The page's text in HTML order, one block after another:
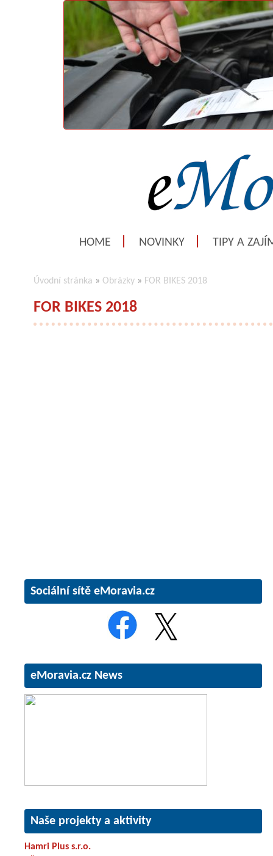
HOME NOVINKY TIPY A
Úvodní stránka » Obrázky » FOR BIKES 2018
FOR BIKES 2018
Sociální sítě eMoravia.cz
eMoravia.cz News
Naše projekty a aktivity
Hamri Plus s.r.o.